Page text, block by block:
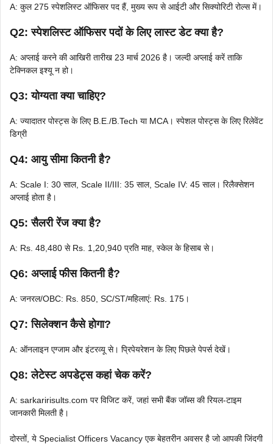
A: कुल 275 स्पेशलिस्ट ऑफिसर पद हैं, मुख्य रूप से आईटी और सिक्योरिटी रोल्स में।
Q2: स्पेशलिस्ट ऑफिसर पदों के लिए लास्ट डेट क्या है?
A: अप्लाई करने की आखिरी तारीख 23 मार्च 2026 है। जल्दी अप्लाई करें ताकि
टेक्निकल इश्यू न हो।
Q3: योग्यता क्या चाहिए?
A: ज्यादातर पोस्ट्स के लिए B.E./B.Tech या MCA। स्पेशल पोस्ट्स के लिए रिलेवेंट
डिग्री
Q4: आयु सीमा कितनी है?
A: Scale I: 30 साल, Scale II/III: 35 साल, Scale IV: 45 साल। रिलैक्सेशन
अप्लाई होता है।
Q5: सैलरी रेंज क्या है?
A: Rs. 48,480 से Rs. 1,20,940 प्रति माह, स्केल के हिसाब से।
Q6: अप्लाई फीस कितनी है?
A: जनरल/OBC: Rs. 850, SC/ST/महिलाएं: Rs. 175।
Q7: सिलेक्शन कैसे होगा?
A: ऑनलाइन एग्जाम और इंटरव्यू से। प्रिपेयरेशन के लिए पिछले पेपर्स देखें।
Q8: लेटेस्ट अपडेट्स कहां चेक करें?
A: sarkaririsults.com पर विजिट करें, जहां सभी बैंक जॉब्स की रियल-टाइम
जानकारी मिलती है।
दोस्तों, ये Specialist Officers Vacancy एक बेहतरीन अवसर है जो आपकी जिंदगी